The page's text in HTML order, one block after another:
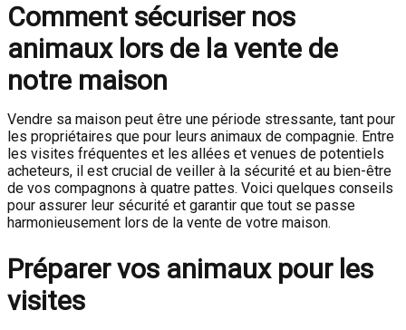
Comment sécuriser nos
animaux lors de la vente de
notre maison
Vendre sa maison peut être une période stressante, tant pour
les propriétaires que pour leurs animaux de compagnie. Entre
les visites fréquentes et les allées et venues de potentiels
acheteurs, il est crucial de veiller à la sécurité et au bien-être
de vos compagnons à quatre pattes. Voici quelques conseils
pour assurer leur sécurité et garantir que tout se passe
harmonieusement lors de la vente de votre maison.
Préparer vos animaux pour les
visites